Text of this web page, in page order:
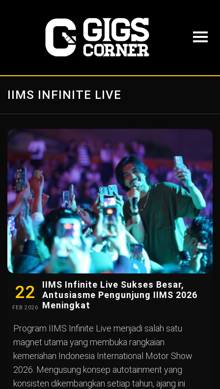
IIMS INFINITE LIVE
22
FEB 2026
IIMS Infinite Live Sukses Besar,
Antusiasme Pengunjung IIMS 2026
Meningkat
Program IIMS Infinite Live menjadi salah satu
magnet utama yang membuka rangkaian
kemeriahan Indonesia International Motor Show
2026. Mengusung konsep autotainment yang
konsisten dikembangkan setiap tahun, ajang ini